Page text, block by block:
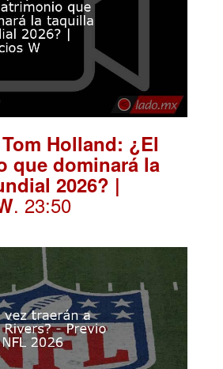
Holland: ¿El
que dominará la
2026? |
. 23:50